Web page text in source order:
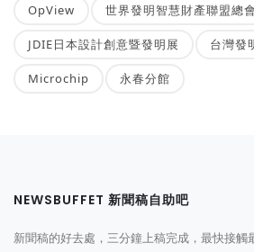
OpView 世界發明智慧財產聯盟總會
JDIE日本設計創意暨發明展 台灣發
Microchip 永春分館
NEWSBUFFET 新聞稿自助吧
新聞稿的好去處，三分鐘上稿完成，最快接觸